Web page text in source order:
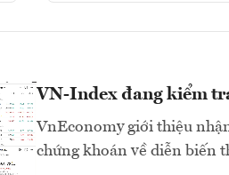
VN-Index đang kiểm
VnEconomy giới thiệu
chứng khoán về diễn biến